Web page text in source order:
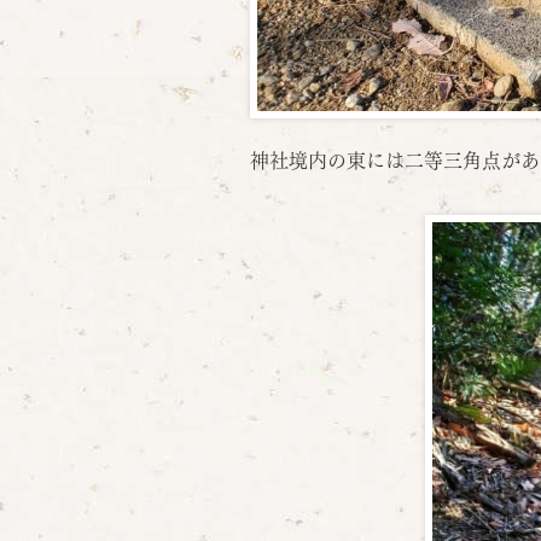
神社境内の東には二等三角点があ